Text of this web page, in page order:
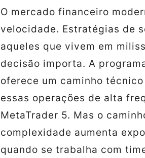
O mercado financeiro
velocidade. Estratégias de
aqueles que vivem em
decisão importa. A
oferece um caminho
essas operações de alta
MetaTrader 5. Mas o
complexidade aumenta
quando se trabalha com